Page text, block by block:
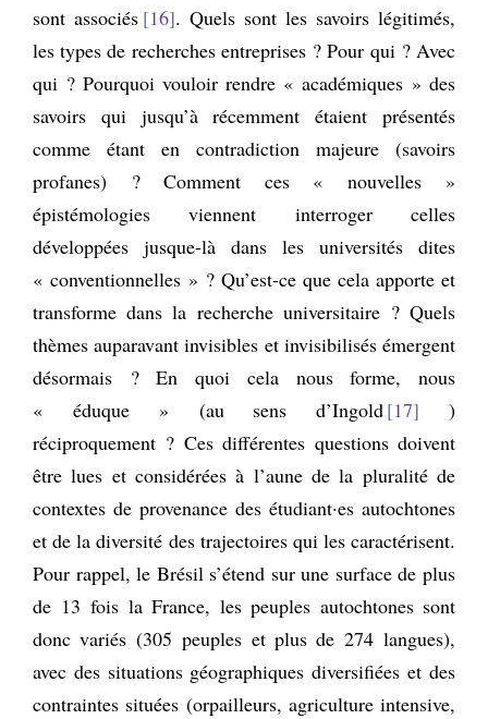
sont associés 16 . Quels sont les savoirs légitimés,
les types de recherches entreprises ? Pour qui ? Avec
qui ? Pourquoi vouloir rendre « académiques » des
savoirs qui jusqu’à récemment étaient présentés
comme étant en contradiction majeure (savoirs
profanes) ? Comment ces « nouvelles »
épistémologies viennent interroger celles
développées jusque-là dans les universités dites
« conventionnelles » ? Qu’est-ce que cela apporte et
transforme dans la recherche universitaire ? Quels
thèmes auparavant invisibles et invisibilisés émergent
désormais ? En quoi cela nous forme, nous
« éduque » (au sens d’Ingold 17
)
réciproquement ? Ces différentes questions doivent
être lues et considérées à l’aune de la pluralité de
contextes de provenance des étudiant·es autochtones
et de la diversité des trajectoires qui les caractérisent.
Pour rappel, le Brésil s’étend sur une surface de plus
de 13 fois la France, les peuples autochtones sont
donc variés (305 peuples et plus de 274 langues),
avec des situations géographiques diversifiées et des
contraintes situées (orpailleurs, agriculture intensive,